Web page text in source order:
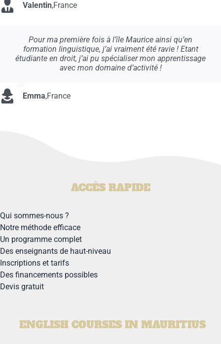
Valentin,France
Pour ma première fois à l’île Maurice ainsi qu’en
formation linguistique, j’ai vraiment été ravie ! Etant
étudiante en droit, j’ai pu spécialiser mon apprentissage
avec mon domaine d’activité !
Emma,France
ACCÈS RAPIDE
Qui sommes-nous ?
Notre méthode efficace
Un programme complet
Des enseignants de haut-niveau
Inscriptions et tarifs
Des financements possibles
Devis gratuit
ENGLISH COURSES IN MAURITIUS